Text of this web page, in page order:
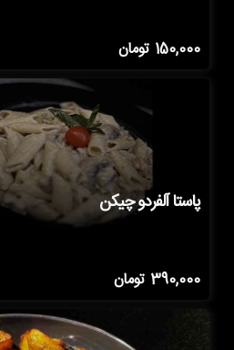
150,000 تومان
پاستا آلفردو چیکن
390,000 تومان